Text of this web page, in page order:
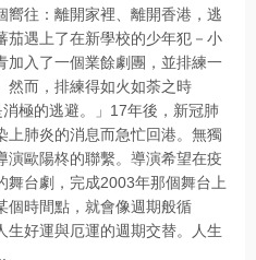
嚮往：離開家裡、離開香港，逃
茄遇上了在新學校的少年犯－小
入了一個業餘劇團，並排練一
然而，排練得如火如荼之時
極的逃避。」17年後，新冠肺
上肺炎的消息而急忙回港。無獨
演歐陽柊的聯繫。導演希望在疫
舞台劇，完成2003年那個舞台上
個時間點，就會像週期般循
生好運與厄運的週期交替。人生